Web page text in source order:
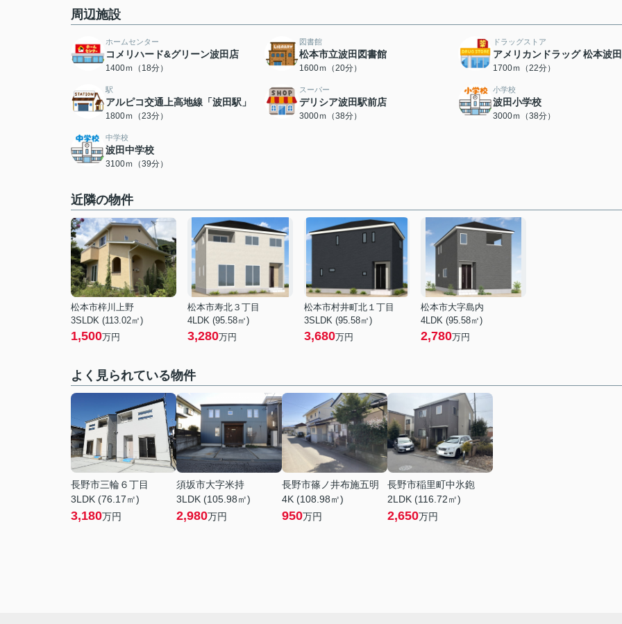
周辺施設
ホームセンター
コメリハード&グリーン波田店
1400ｍ（18分）
図書館
松本市立波田図書館
1600ｍ（20分）
ドラッグストア
アメリカンドラッグ 松本波
1700ｍ（22分）
駅
アルピコ交通上高地線「波田駅」
1800ｍ（23分）
スーパー
デリシア波田駅前店
3000ｍ（38分）
小学校
波田小学校
3000ｍ（38分）
中学校
波田中学校
3100ｍ（39分）
近隣の物件
松本市梓川上野
3SLDK (113.02㎡)
1,500万円
松本市寿北３丁目
4LDK (95.58㎡)
3,280万円
松本市村井町北１丁目
3SLDK (95.58㎡)
3,680万円
松本市大字島内
4LDK (95.58㎡)
2,780万円
よく見られている物件
長野市三輪６丁目
3LDK (76.17㎡)
3,180万円
須坂市大字米持
3LDK (105.98㎡)
2,980万円
長野市篠ノ井布施五明
4K (108.98㎡)
950万円
長野市稲里町中氷鉋
2LDK (116.72㎡)
2,650万円